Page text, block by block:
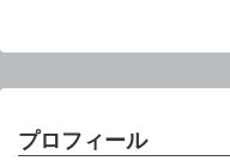
プロフィール